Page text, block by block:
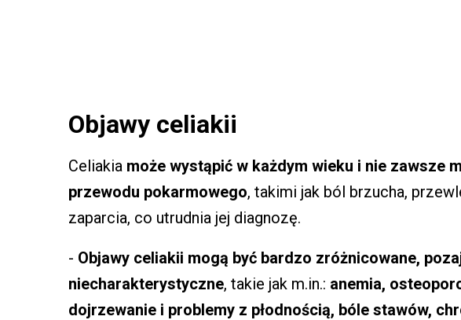
Objawy celiakii
Celiakia może wystąpić w każdym wieku i nie zawsze
przewodu pokarmowego, takimi jak ból brzucha,
zaparcia, co utrudnia jej diagnozę.
- Objawy celiakii mogą być bardzo zróżnicowane,
niecharakterystyczne, takie jak m.in.: anemia,
dojrzewanie i problemy z płodnością, bóle stawów,